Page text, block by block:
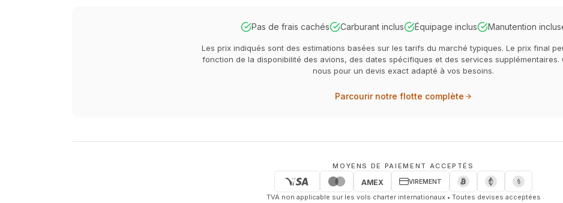
Pas de frais cachés Carburant inclus Équipage inclus Manutention
Les prix indiqués sont des estimations basées sur les tarifs du marché typiques. Le prix final
fonction de la disponibilité des avions, des dates spécifiques et des services supplémentaires.
nous pour un devis exact adapté à vos besoins.
Parcourir notre flotte complète
MOYENS DE PAIEMENT ACCEPTÉS
AMEX VIREMENT
TVA non applicable sur les vols charter internationaux • Toutes devises acceptées